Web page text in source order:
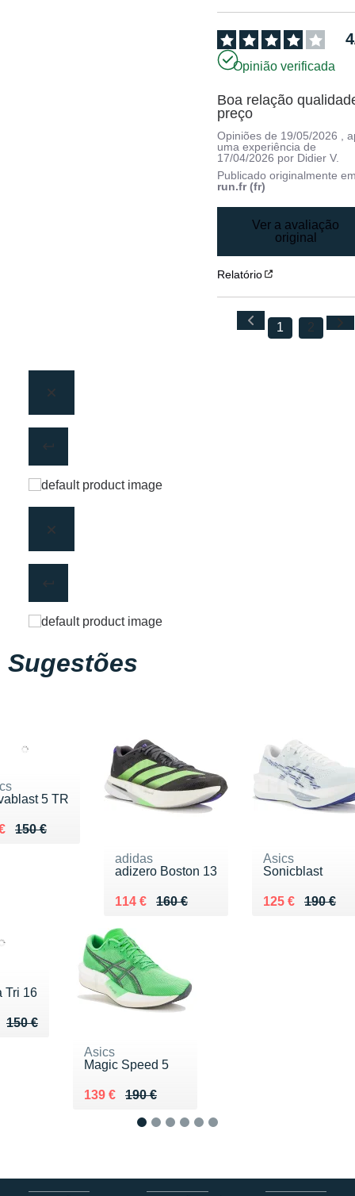
4
Opinião verificada
Boa relação
preço
Opiniões de 19/05/2026 ,
uma experiência de
17/04/2026 por Didier V.
Publicado originalmente
run.fr (fr)
Ver a avaliação
original
Relatório
1 2
Sugestões
5 TR
150 €
de 150 €
98 €
adidas
adizero Boston 13
160 €
Au lieu de 160 €
114 €
Vendu 114 €
Asics
Sonicblast
190 €
Au lieu de 190
125 €
Vendu 125 €
Tri 16
150 €
de 150 €
106 €
Asics
Magic Speed 5
190 €
Au lieu de 190 €
139 €
Vendu 139 €